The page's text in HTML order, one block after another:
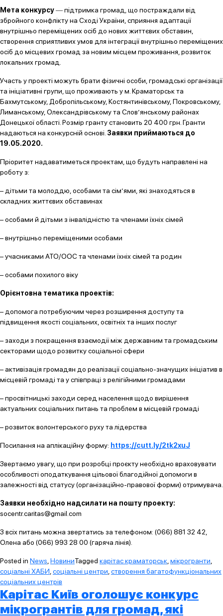
Мета конкурсу― підтримка громад, що постраждали від
збройного конфлікту на Сході України, сприяння адаптації
внутрішньо переміщених осіб до нових життєвих обставин,
створення сприятливих умов для інтеграції внутрішньо переміщених
осіб до місцевих громад за новим місцем проживання, розвиток
локальних громад.
Участь у проекті можуть брати фізичні особи, громадські організації
та ініціативні групи, що проживають у м. Краматорськ та
Бахмутському, Добропільському, Костянтинівському, Покровському,
Лиманському, Олександрівському та Слов’янському районах
Донецької області. Розмір гранту становить 20 400 грн. Гранти
надаються на конкурсній основі. Заявки приймаються до
19.05.2020.
Пріоритет надаватиметься проектам, що будуть направлені на
роботу з:
– дітьми та молоддю, особами та сім’ями, які знаходяться в
складних життєвих обставинах
– особами й дітьми з інвалідністю та членами їхніх сімей
– внутрішньо переміщеними особами
– учасниками АТО/ООС та членами їхніх сімей та родин
– особами похилого віку
Орієнтовна тематика проектів:
– допомога потребуючим через розширення доступу та
підвищення якості соціальних, освітніх та інших послуг
– заходи з покращення взаємодії між державним та громадським
секторами щодо розвитку соціальної сфери
– активізація громадян до реалізації соціально-значущих ініціатив в
місцевій громаді та у співпраці з релігійними громадами
– просвітницькі заходи серед населення щодо вирішення
актуальних соціальних питань та проблем в місцевій громаді
– розвиток волонтерського руху та лідерства
Посилання на аплікаційну форму: https://cutt.ly/2tk2xuJ
Звертаємо увагу, що при розробці проєкту необхідно враховувати
особливості оподаткування цільової благодійної допомоги в
залежності від статусу (організаційно-правової форми) отримувача.
Заявки необхідно надсилати на пошту проекту:
socentr.caritas@gmail.com
З всіх питань можна звертатись за телефоном: (066) 881 32 42,
Олена або (066) 993 28 00 (гаряча лінія).
Posted in News НовиниTagged карітас краматорськ мікрогранти
соціальні ХАБИ соціальні центри створення багатофункціональних
соціальних центрів
Карітас Київ оголошує конкурс
мікрогрантів для громад, які